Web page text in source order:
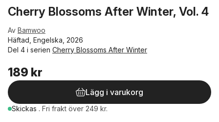
Cherry Blossoms After Winter, Vol. 4
Av Bamwoo
Häftad, Engelska, 2026
Del 4 i serien Cherry Blossoms After Winter
189 kr
Lägg i varukorg
Skickas . Fri frakt över 249 kr.